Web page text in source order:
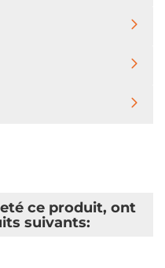
ce produit, ont
suivants: